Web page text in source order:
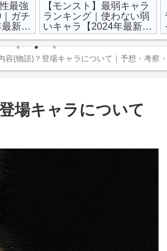
最強
ガチ
新
【モンスト】最弱キャラ
ランキング｜使わない弱
いキャラ【2024年最新
版】
容(物語)？登場キャラについて｜予想・考察
場キャラについて